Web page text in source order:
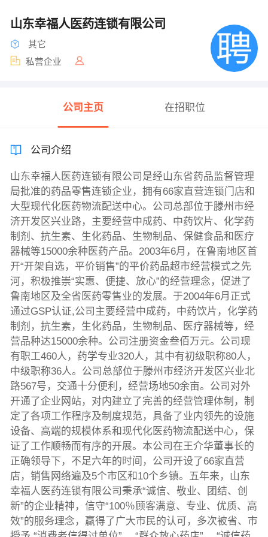
山东幸福人医药连锁有限公司
其它
私营企业
公司主页 在招职位
公司介绍
山东幸福人医药连锁有限公司是经山东省药品监督管理
局批准的药品零售连锁企业，拥有66家直营连锁门店和
大型现代化医药物流配送中心。公司总部位于滕州市经
济开发区兴业路，主要经营中成药、中药饮片、化学药
制剂、抗生素、生化药品、生物制品、保健食品和医疗
器械等15000余种医药产品。2003年6月，在鲁南地区首
开“开架自选，平价销售”的平价药品超市经营模式之先
河，积极推崇“实惠、便捷、放心”的经营理念，促进了
鲁南地区及全省医药零售业的发展。于2004年6月正式
通过GSP认证,公司主要经营中成药，中药饮片，化学药
制剂，抗生素，生化药品，生物制品、医疗器械等，经
营品种达15000余种。公司注册资金叁佰万元。公司现
有职工460人，药学专业320人，其中有初级职称80人，
中级职称36人。公司总部位于滕州市经济开发区兴业北
路567号，交通十分便利，经营场地50余亩。公司对外
开通了企业网站，对内建立了完善的经营管理体制，制
定了各项工作程序及制度规范，具备了业内领先的设施
设备、高端的规模体系和现代化医药物流配送中心，保
证了工作顺畅而有序的开展。本公司在王介华董事长的
正确领导下，不足六年的时间，公司开设了66家直营
店，销售网络遍及5个市区和10个乡镇。五年来，山东
幸福人医药连锁有限公司秉承“诚信、敬业、团结、创
新”的企业精神，信守“100％顾客满意、专业、优质、高
效”的服务理念，赢得了广大市民的认可，多次被省、市